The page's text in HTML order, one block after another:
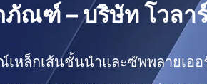
ณฑ์ – บริษัท โวลา
หล็กเส้นชั้นนำและซัพพลายเออ